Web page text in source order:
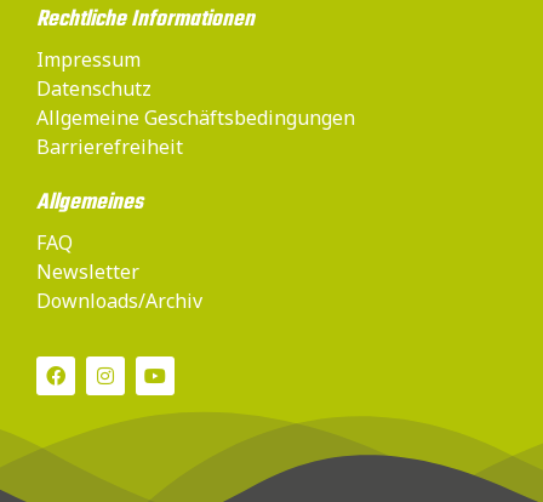
Rechtliche Informationen
Impressum
Datenschutz
Allgemeine Geschäftsbedingungen
Barrierefreiheit
Allgemeines
FAQ
Newsletter
Downloads/Archiv